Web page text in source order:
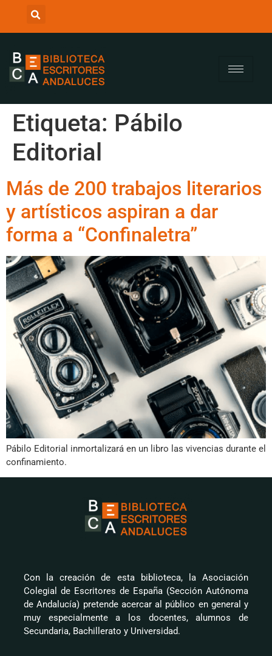
Etiqueta: Pábilo
Editorial
Más de 200 trabajos literarios
y artísticos aspiran a dar
forma a “Confinaletra”
Pábilo Editorial inmortalizará en un libro las vivencias durante el
confinamiento.
Con la creación de esta biblioteca, la Asociación
Colegial de Escritores de España (Sección Autónoma
de Andalucía) pretende acercar al público en general y
muy especialmente a los docentes, alumnos de
Secundaria, Bachillerato y Universidad.